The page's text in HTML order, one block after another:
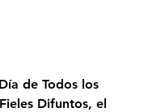
Día de Todos los
Difuntos, el